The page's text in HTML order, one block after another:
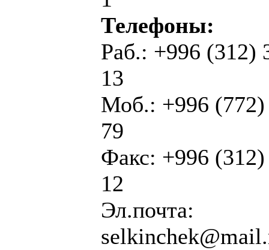
Телефоны:
Раб.: +996 (312)
13
Моб.: +996
79
Факс: +996
12
Эл.почта: